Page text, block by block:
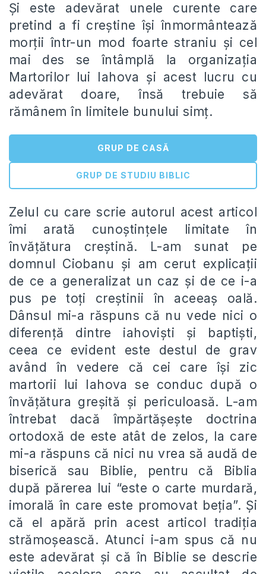
Și este adevărat unele curente care
pretind a fi creștine își înmormântează
morții într-un mod foarte straniu și cel
mai des se întâmplă la organizația
Martorilor lui Iahova și acest lucru cu
adevărat doare, însă trebuie să
rămânem în limitele bunului simț.
GRUP DE CASĂ
GRUP DE STUDIU BIBLIC
Zelul cu care scrie autorul acest articol
îmi arată cunoștințele limitate în
învățătura creștină. L-am sunat pe
domnul Ciobanu și am cerut explicații
de ce a generalizat un caz și de ce i-a
pus pe toți creștinii în aceeaș oală.
Dânsul mi-a răspuns că nu vede nici o
diferență dintre iahoviști și baptiști,
ceea ce evident este destul de grav
având în vedere că cei care își zic
martorii lui Iahova se conduc după o
învățătura greșită și periculoasă. L-am
întrebat dacă împărtășește doctrina
ortodoxă de este atât de zelos, la care
mi-a răspuns că nici nu vrea să audă de
biserică sau Biblie, pentru că Biblia
după părerea lui “este o carte murdară,
imorală în care este promovat beția”. Și
că el apără prin acest articol tradiția
strămoșească. Atunci i-am spus că nu
este adevărat și că în Biblie se descrie